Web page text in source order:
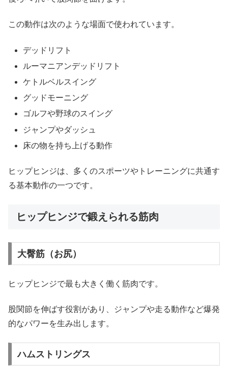
この動作は次のような場面で使われています。
デッドリフト
ルーマニアンデッドリフト
ケトルベルスイング
グッドモーニング
ゴルフや野球のスイング
ジャンプやダッシュ
床の物を持ち上げる動作
ヒップヒンジは、多くのスポーツやトレーニングに共通す
る基本動作の一つです。
ヒップヒンジで鍛えられる筋肉
大臀筋（お尻）
ヒップヒンジで最も大きく働く筋肉です。
股関節を伸ばす役割があり、ジャンプや走る動作など爆発
的なパワーを生み出します。
ハムストリングス